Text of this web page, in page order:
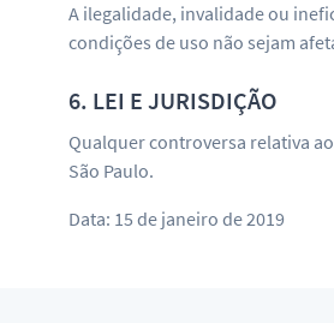
A ilegalidade, invalidade ou
condições de uso não sejam
6. LEI E JURISDIÇÃO
Qualquer controversa relativa
São Paulo.
Data: 15 de janeiro de 2019